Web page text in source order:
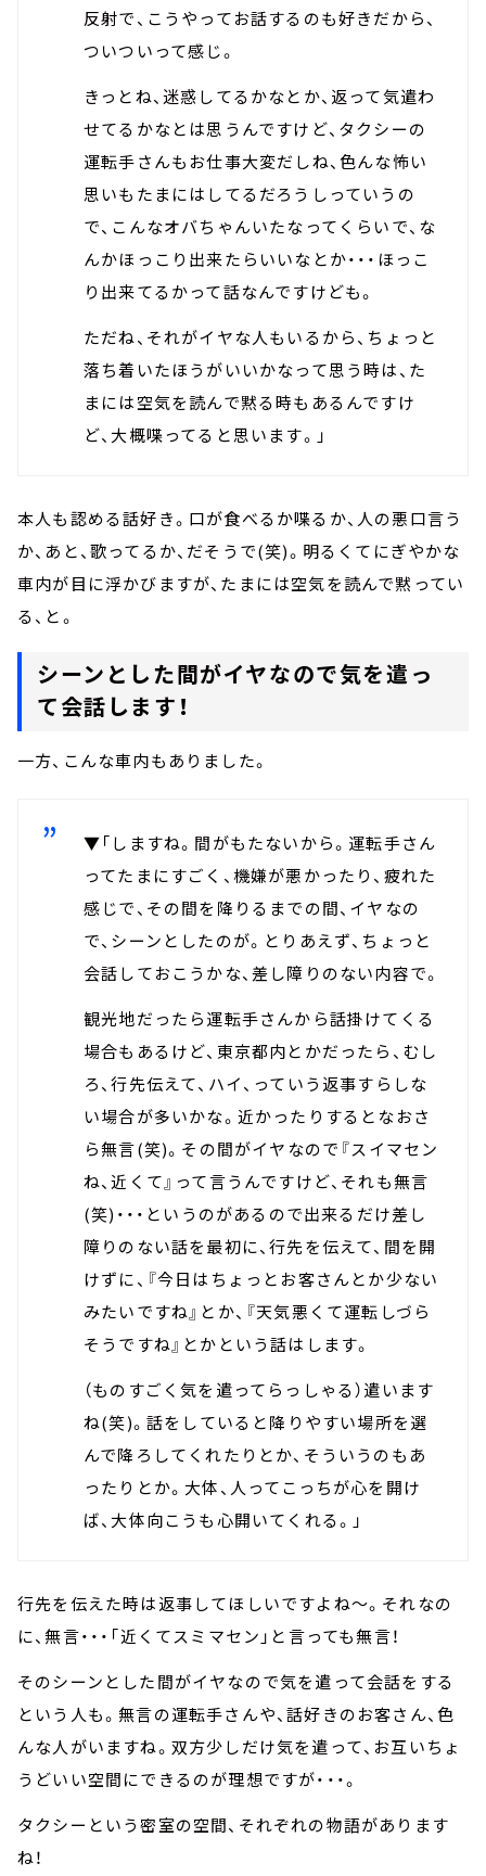
反射で、こうやってお話するのも好きだから、
ついついって感じ。
きっとね、迷惑してるかなとか、返って気遣わ
せてるかなとは思うんですけど、タクシーの
運転手さんもお仕事大変だしね、色んな怖い
思いもたまにはしてるだろうしっていうの
で、こんなオバちゃんいたなってくらいで、な
んかほっこり出来たらいいなとか・・・ほっこ
り出来てるかって話なんですけども。
ただね、それがイヤな人もいるから、ちょっと
落ち着いたほうがいいかなって思う時は、た
まには空気を読んで黙る時もあるんですけ
ど、大概喋ってると思います。」
本人も認める話好き。口が食べるか喋るか、人の悪口言う
か、あと、歌ってるか、だそうで(笑)。明るくてにぎやかな
車内が目に浮かびますが、たまには空気を読んで黙ってい
る、と。
シーンとした間がイヤなので気を遣っ
て会話します！
一方、こんな車内もありました。
▼「しますね。間がもたないから。運転手さん
ってたまにすごく、機嫌が悪かったり、疲れた
感じで、その間を降りるまでの間、イヤなの
で、シーンとしたのが。とりあえず、ちょっと
会話しておこうかな、差し障りのない内容で。
観光地だったら運転手さんから話掛けてくる
場合もあるけど、東京都内とかだったら、むし
ろ、行先伝えて、ハイ、っていう返事すらしな
い場合が多いかな。近かったりするとなおさ
ら無言(笑)。その間がイヤなので『スイマセン
ね、近くて』って言うんですけど、それも無言
(笑)・・・というのがあるので出来るだけ差し
障りのない話を最初に、行先を伝えて、間を開
けずに、『今日はちょっとお客さんとか少ない
みたいですね』とか、『天気悪くて運転しづら
そうですね』とかという話はします。
（ものすごく気を遣ってらっしゃる）遣います
ね(笑)。話をしていると降りやすい場所を選
んで降ろしてくれたりとか、そういうのもあ
ったりとか。大体、人ってこっちが心を開け
ば、大体向こうも心開いてくれる。」
行先を伝えた時は返事してほしいですよね～。それなの
に、無言・・・「近くてスミマセン」と言っても無言！
そのシーンとした間がイヤなので気を遣って会話をする
という人も。無言の運転手さんや、話好きのお客さん、色
んな人がいますね。双方少しだけ気を遣って、お互いちょ
うどいい空間にできるのが理想ですが・・・。
タクシーという密室の空間、それぞれの物語があります
ね！